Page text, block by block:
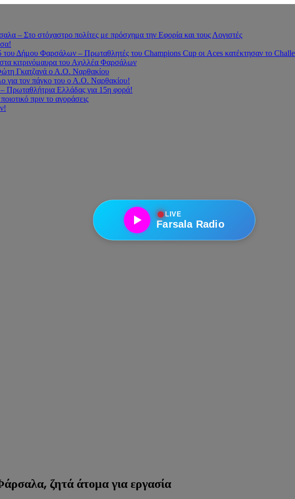
– Στο στόχαστρο πολίτες με πρόσχημα την Εφορία και τους Λογιστές
Δήμου Φαρσάλων – Πρωταθλητές του Champions Cup οι Aces κατέκτησαν το
κιτρινόμαυρα του Αχιλλέα Φαρσάλων
Γκατζανά ο Α.Ο. Ναρθακίου
για τον πάγκο του ο Α.Ο. Ναρθακίου!
Πρωταθλήτρια Ελλάδας για 15η φορά!
πριν το αγοράσεις
●LIVE
Farsala Radio
ζητά άτομα για εργασία